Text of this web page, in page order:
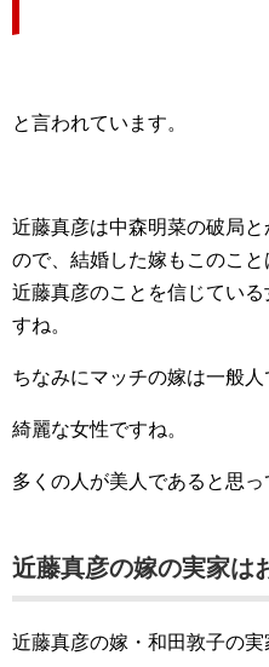
と言われています。
近藤真彦は中森明菜の破局
ので、結婚した嫁もこのこと
近藤真彦のことを信じてい
すね。
ちなみにマッチの嫁は一般人
綺麗な女性ですね。
多くの人が美人であると思っ
近藤真彦の嫁の実家は
近藤真彦の嫁・和田敦子の